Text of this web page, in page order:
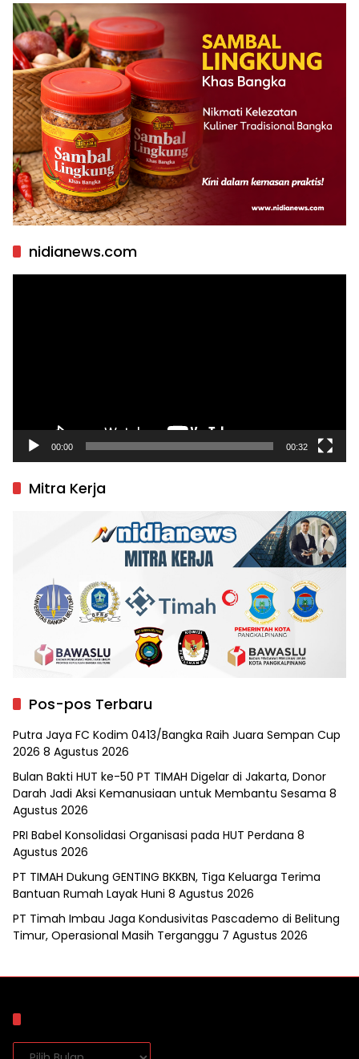
nidianews.com
00:00 00:32
Mitra Kerja
Pos-pos Terbaru
Putra Jaya FC Kodim 0413/Bangka Raih Juara Sempan Cup
2026 8 Agustus 2026
Bulan Bakti HUT ke-50 PT TIMAH Digelar di Jakarta, Donor
Darah Jadi Aksi Kemanusiaan untuk Membantu Sesama 8
Agustus 2026
PRI Babel Konsolidasi Organisasi pada HUT Perdana 8
Agustus 2026
PT TIMAH Dukung GENTING BKKBN, Tiga Keluarga Terima
Bantuan Rumah Layak Huni 8 Agustus 2026
PT Timah Imbau Jaga Kondusivitas Pascademo di Belitung
Timur, Operasional Masih Terganggu 7 Agustus 2026
Arsip